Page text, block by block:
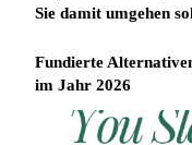
Sie damit umgehen
Fundierte
im Jahr 2026
REPRICER
Your